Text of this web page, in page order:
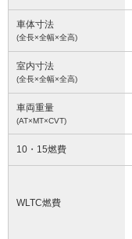
車体寸法
(全長×全幅×全高)
室内寸法
(全長×全幅×全高)
車両重量
(AT×MT×CVT)
10・15燃費
WLTC燃費